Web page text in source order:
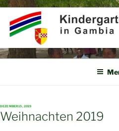
Zum
Inhalt
springen
KINDERGARTEN
WATTENSCHEID
Partner für Afrika e.V.
VERÖFFENTLICHT
DEZEMBER 15, 2019
Weihnachten 2019